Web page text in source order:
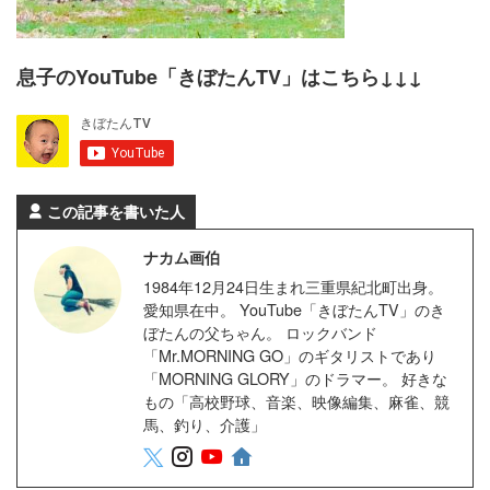
息子のYouTube「きぼたんTV」はこちら↓↓↓
この記事を書いた人
ナカム画伯
1984年12月24日生まれ三重県紀北町出身。
愛知県在中。 YouTube「きぼたんTV」のき
ぼたんの父ちゃん。 ロックバンド
「Mr.MORNING GO」のギタリストであり
「MORNING GLORY」のドラマー。 好きな
もの「高校野球、音楽、映像編集、麻雀、競
馬、釣り、介護」